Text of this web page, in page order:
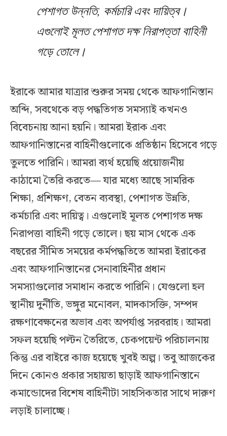
পেশাগত উন্নতি, কর্মচারি এবং দায়িত্ব।
এগুলোই মূলত পেশাগত দক্ষ নিরাপত্তা বাহিনী
গড়ে তোলে।
ইরাকে আমার যাত্রার শুরুর সময় থেকে আফগানিস্তান
অব্দি, সবথেকে বড় পদ্ধতিগত সমস্যাই কখনও
বিবেচনায় আনা হয়নি। আমরা ইরাক এবং
আফগানিস্তানের বাহিনীগুলোকে প্রতিষ্ঠান হিসেবে গড়ে
তুলতে পারিনি। আমরা ব্যর্থ হয়েছি প্রয়োজনীয়
কাঠামো তৈরি করতে— যার মধ্যে আছে সামরিক
শিক্ষা, প্রশিক্ষণ, বেতন ব্যবস্থা, পেশাগত উন্নতি,
কর্মচারি এবং দায়িত্ব। এগুলোই মূলত পেশাগত দক্ষ
নিরাপত্তা বাহিনী গড়ে তোলে। ছয় মাস থেকে এক
বছরের সীমিত সময়ের কর্মপদ্ধতিতে আমরা ইরাকের
এবং আফগানিস্তানের সেনাবাহিনীর প্রধান
সমস্যাগুলোর সমাধান করতে পারিনি। যেগুলো হল
স্থানীয় দুর্নীতি, ভঙ্গুর মনোবল, মাদকাসক্তি, সম্পদ
রক্ষণাবেক্ষনের অভাব এবং অপর্যাপ্ত সরবরাহ। আমরা
সফল হয়েছি পল্টন তৈরিতে, চেকপয়েন্ট পরিচালনায়
কিন্তু এর বাইরে কাজ হয়েছে খুবই অল্প। তবু আজকের
দিনে কোনও প্রকার সহায়তা ছাড়াই আফগানিস্তানে
কমান্ডোদের বিশেষ বাহিনীটা সাহসিকতার সাথে দারুণ
লড়াই চালাচ্ছে।